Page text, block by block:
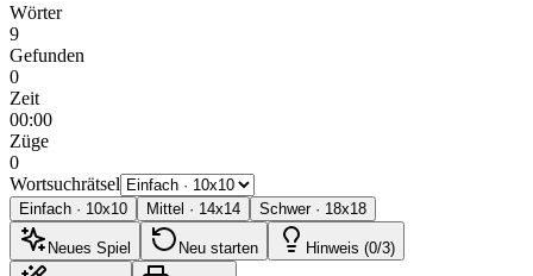
Wörter
9
Gefunden
0
Zeit
00:00
Züge
0
Wortsuchrätsel
Einfach · 10x10 Mittel · 14x14 Schwer· 18x18
Neues Spiel Neu starten Hinweis (0/3)